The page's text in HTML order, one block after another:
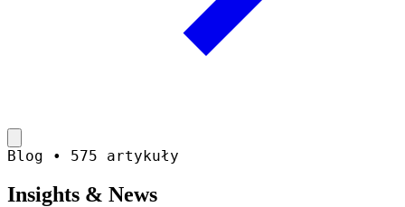
Blog • 575 artykuły
Insights & News